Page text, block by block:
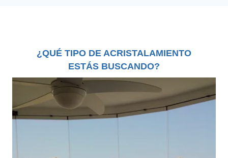
¿QUÉ TIPO DE ACRISTALAMIENTO
ESTÁS BUSCANDO?